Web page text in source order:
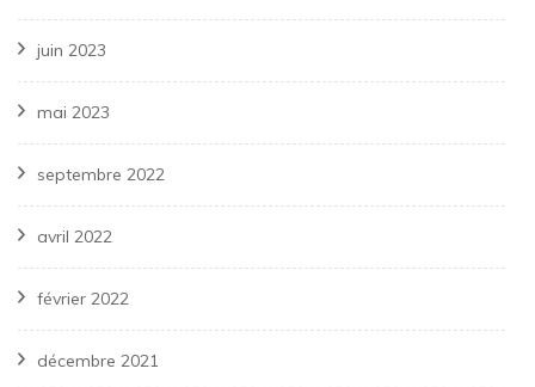
juin 2023
mai 2023
septembre 2022
avril 2022
février 2022
décembre 2021